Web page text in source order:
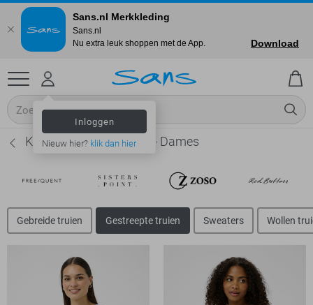
Inloggen
Nieuw hier? klik dan hier
Kaffe Gestreepte truien - Dames
Gebreide truien Gestreepte truien Sweaters Wollen
Sans.nl Merkkleding
Sans.nl
Nu extra leuk shoppen met de App.
Download